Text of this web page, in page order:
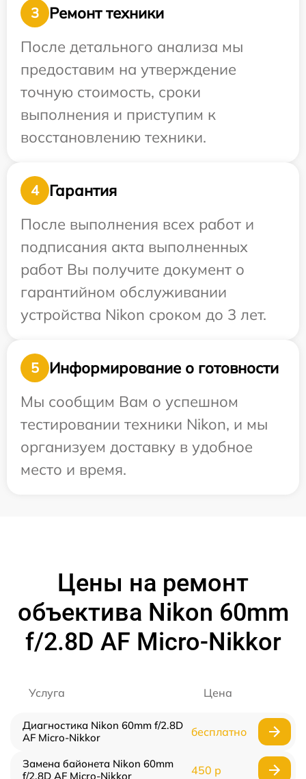
3
Ремонт техники
После детального анализа мы
предоставим на утверждение
точную стоимость, сроки
выполнения и приступим к
восстановлению техники.
4
Гарантия
После выполнения всех работ и
подписания акта выполненных
работ Вы получите документ о
гарантийном обслуживании
устройства Nikon сроком до 3 лет.
5
Информирование о готовности
Мы сообщим Вам о успешном
тестировании техники Nikon, и мы
организуем доставку в удобное
место и время.
Цены на ремонт
объектива Nikon 60mm
f/2.8D AF Micro-Nikkor
Услуга Цена
Диагностика Nikon 60mm f/2.8D
AF Micro-Nikkor
бесплатно
Замена байонета Nikon 60mm
f/2.8D AF Micro-Nikkor
450 р